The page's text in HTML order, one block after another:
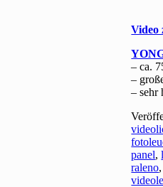
Video
– ca.
–
–
panel,
raleno